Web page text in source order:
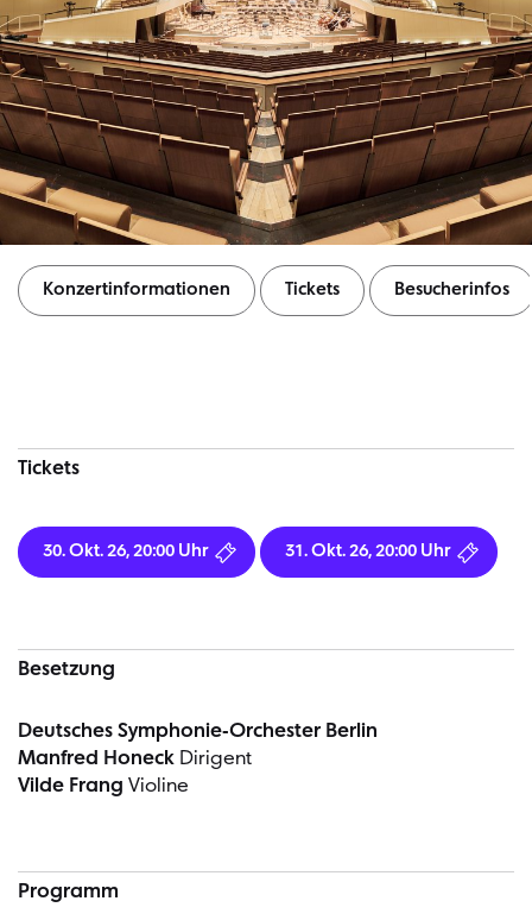
Konzertinformationen Tickets Besucherinfos
Tickets
30. Okt. 26, 20:00 Uhr 31. Okt. 26, 20:00 Uhr
Besetzung
Deutsches Symphonie-Orchester Berlin
Manfred Honeck Dirigent
Vilde Frang Violine
Programm